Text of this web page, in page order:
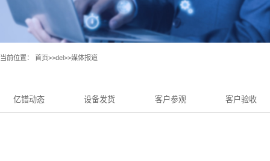
当前位置： 首页>>del>>媒体报道
亿镨动态 设备发货 客户参观 客户验收